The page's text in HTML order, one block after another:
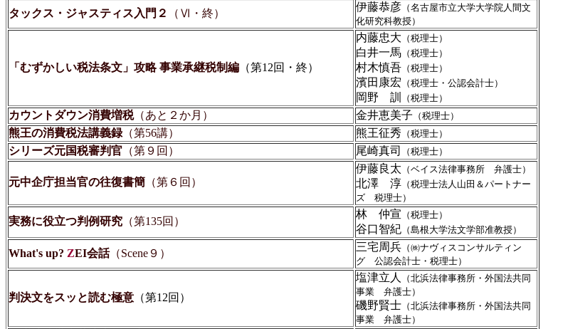
タックス・ジャスティス入門２ （Ⅵ・終）
伊藤恭彦 （名古屋市立大学大学院人間文
化研究科教授）
「むずかしい税法条文」攻略 事業承継税制編 （第12回・終）
内藤忠大 （税理士）
白井一馬 （税理士）
村木慎吾 （税理士）
濱田康宏 （税理士・公認会計士）
岡野 訓 （税理士）
カウントダウン消費増税（あと２か月） 金井恵美子 （税理士）
熊王の消費税法講義録（第56講） 熊王征秀 （税理士）
シリーズ元国税審判官 （第９回） 尾崎真司 （税理士）
元中企庁担当官の往復書簡 （第６回）
伊藤良太 （ベイス法律事務所 弁護士）
北澤 淳 （税理士法人山田＆パートナー
ズ 税理士）
実務に役立つ判例研究 （第135回）
林 仲宣 （税理士）
谷口智紀 （島根大学法文学部准教授）
What's up? ZEI会話（Scene９）
三宅周兵 （㈱ナヴィスコンサルティン
グ 公認会計士・税理士）
判決文をスッと読む極意 （第12回）
塩津立人
（北浜法律事務所・外国法共同
事業 弁護士）
磯野賢士 （北浜法律事務所・外国法共同
事業 弁護士）